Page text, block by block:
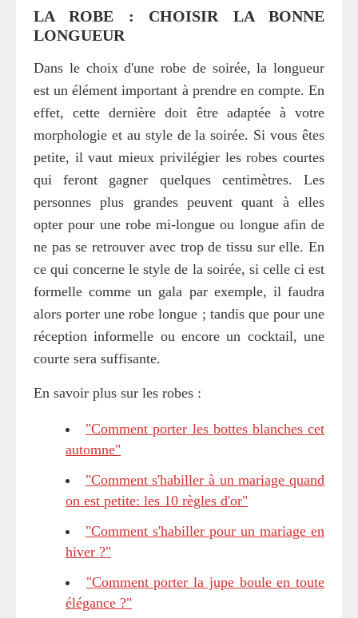
LA ROBE : CHOISIR LA BONNE
LONGUEUR
Dans le choix d'une robe de soirée, la longueur
est un élément important à prendre en compte. En
effet, cette dernière doit être adaptée à votre
morphologie et au style de la soirée. Si vous êtes
petite, il vaut mieux privilégier les robes courtes
qui feront gagner quelques centimètres. Les
personnes plus grandes peuvent quant à elles
opter pour une robe mi-longue ou longue afin de
ne pas se retrouver avec trop de tissu sur elle. En
ce qui concerne le style de la soirée, si celle ci est
formelle comme un gala par exemple, il faudra
alors porter une robe longue ; tandis que pour une
réception informelle ou encore un cocktail, une
courte sera suffisante.
En savoir plus sur les robes :
"Comment porter les bottes blanches cet
automne"
"Comment s'habiller à un mariage quand
on est petite: les 10 règles d'or"
"Comment s'habiller pour un mariage en
hiver ?"
"Comment porter la jupe boule en toute
élégance ?"